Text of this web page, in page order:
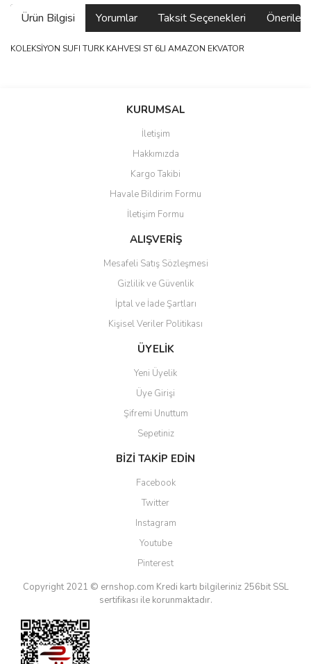
Ürün Bilgisi Yorumlar Taksit Seçenekleri
KOLEKSİYON SUFI TURK KAHVESI ST 6LI AMAZON EKVATOR
Bu ürüne ilk yorumu siz yapın!
Ürün resmi kalitesiz, bozuk veya görüntülenemiyor.
Ürün açıklamasında eksik bilgiler bulunuyor.
Ürün bilgilerinde hatalar bulunuyor.
Ürün fiyatı diğer sitelerden daha pahalı.
Bu ürüne benzer farklı alternatifler olmalı.
Gönder
KURUMSAL
İletişim
Hakkımızda
Kargo Takibi
Havale Bildirim Formu
İletişim Formu
ALIŞVERİŞ
Mesafeli Satış Sözleşmesi
Gizlilik ve Güvenlik
İptal ve İade Şartları
Kişisel Veriler Politikası
ÜYELİK
Yeni Üyelik
Üye Girişi
Şifremi Unuttum
Sepetiniz
BİZİ TAKİP EDİN
Facebook
Twitter
Instagram
Youtube
Pinterest
Copyright 2021 © ernshop.com Kredi kartı bilgileriniz 256bit SSL
sertifikası ile korunmaktadır.